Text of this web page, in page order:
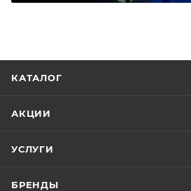
КАТАЛОГ
АКЦИИ
УСЛУГИ
БРЕНДЫ